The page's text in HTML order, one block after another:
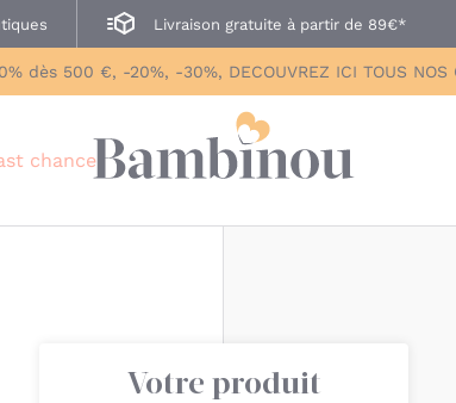
Livraison gratuite à partir de 89€*
dès 500 €, -20%, -30%, DECOUVREZ ICI TOUS NOS
chance
Votre produit